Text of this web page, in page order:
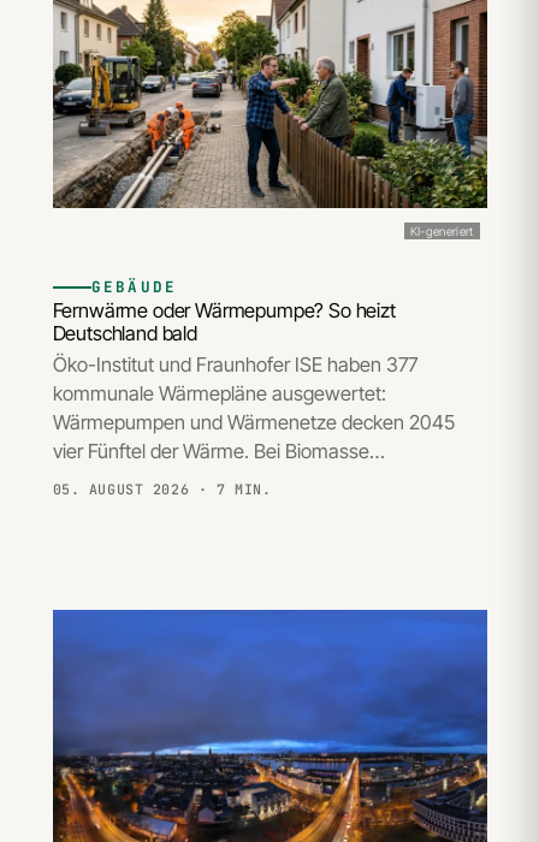
KI-generiert
GEBÄUDE
Fernwärme oder Wärmepumpe? So heizt
Deutschland bald
Öko-Institut und Fraunhofer ISE haben 377
kommunale Wärmepläne ausgewertet:
Wärmepumpen und Wärmenetze decken 2045
vier Fünftel der Wärme. Bei Biomasse…
05. AUGUST 2026 · 7 MIN.